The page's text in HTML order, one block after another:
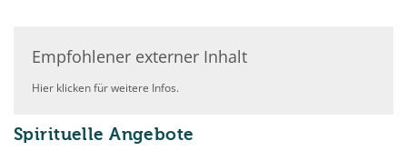
Empfohlener externer Inhalt
Hier klicken für weitere Infos.
Spirituelle Angebote